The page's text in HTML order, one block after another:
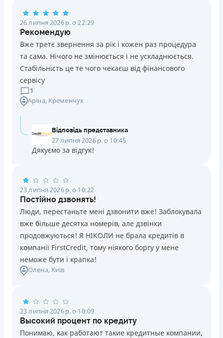
Погашення
Оплата на розрахунковий рахунок
Онлайн (через сайт або інтернет-банкінг)
Через термінали Приватбанку
Через термінали самообслуговування
Ліцензія НБУ
Ліцензія переоформлена 14.03.2024 р.
Вся інформація про кредит
ОТРИМАТИ ПОЗИКУ
26 липня 2026 р. о 22:29
Рекомендую
Вже третє звернення за рік і кожен раз процедура
та сама. Нічого не змінюється і не ускладнюється.
Стабільність це те чого чекаєш від фінансового
сервісу
1
Аріна, Кременчук
Відповідь представника
27 липня 2026 р. о 10:45
Дякуємо за відгук!
23 липня 2026 р. о 10:22
Постійно дзвонять!
Люди, перестаньте мені дзвонити вже! Заблокувала
вже більше десятка номерів, але дзвінки
продовжуються! Я НІКОЛИ не брала кредитів в
компанії FirstCredit, тому ніякого боргу у мене
неможе бути і крапка!
Олена, Київ
23 липня 2026 р. о 10:09
Высокий процент по кредиту
Понимаю, как работают такие кредитные компании,